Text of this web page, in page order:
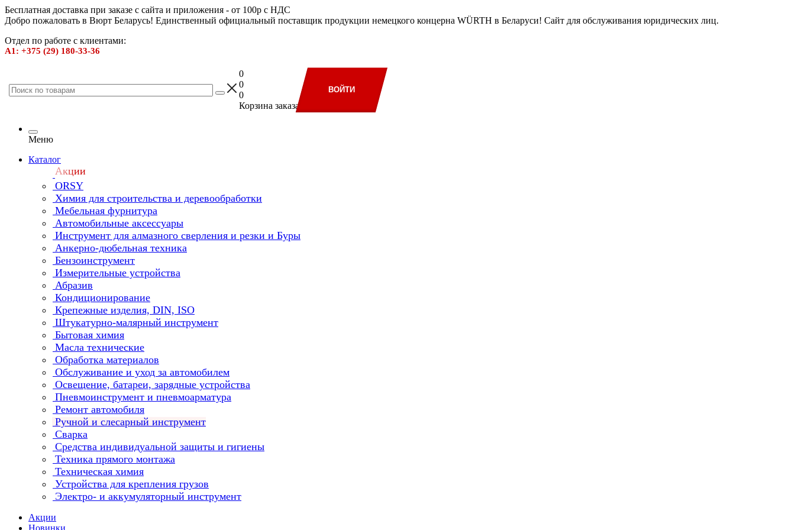
Бесплатная доставка при заказе с сайта и приложения - от 100р с НДС
Добро пожаловать в Вюрт Беларусь! Единственный официальный поставщик продукции немецкого концерна WÜRTH в Беларуси! Сайт для обслуживания юридических лиц.
Отдел по работе с клиентами:
А1: +375 (29) 180-33-36
0
0
0
Корзина заказа
ВОЙТИ
Меню
Каталог
Акции
ORSY
Химия для строительства и деревообработки
Мебельная фурнитура
Автомобильные аксессуары
Инструмент для алмазного сверления и резки и Буры
Анкерно-дюбельная техника
Бензоинструмент
Измерительные устройства
Абразив
Кондиционирование
Крепежные изделия, DIN, ISO
Штукатурно-малярный инструмент
Бытовая химия
Масла технические
Обработка материалов
Обслуживание и уход за автомобилем
Освещение, батареи, зарядные устройства
Пневмоинструмент и пневмоарматура
Ремонт автомобиля
Ручной и слесарный инструмент
Сварка
Средства индивидуальной защиты и гигиены
Техника прямого монтажа
Техническая химия
Устройства для крепления грузов
Электро- и аккумуляторный инструмент
Акции
Новинки